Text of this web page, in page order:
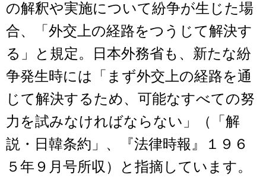
の解釈や実施について紛争が生じた場
合、「外交上の経路をつうじて解決す
る」と規定。日本外務省も、新たな紛
争発生時には「まず外交上の経路を通
じて解決するため、可能なすべての努
力を試みなければならない」（「解
説・日韓条約」、『法律時報』１９６
５年９月号所収）と指摘しています。